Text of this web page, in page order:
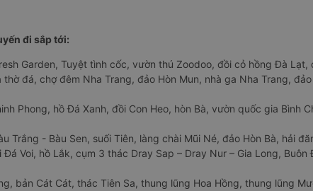
đi sắp tới:
Garden, Tuyệt tình cốc, vườn thú Zoodoo, đồi cỏ hồng Đà Lạt,
thờ đá, chợ đêm Nha Trang, đảo Hòn Mun, nhà ga Nha Trang,
Phong, hồ Đá Xanh, đồi Con Heo, hòn Bà, vườn quốc gia Bình
Trắng - Bàu Sen, suối Tiên, làng chài Mũi Né, đảo Hòn Bà, hải
Voi, hồ Lắk, cụm 3 thác Dray Sap – Dray Nur – Gia Long, Buôn
bản Cát Cát, thác Tiên Sa, thung lũng Hoa Hồng, thung lũng